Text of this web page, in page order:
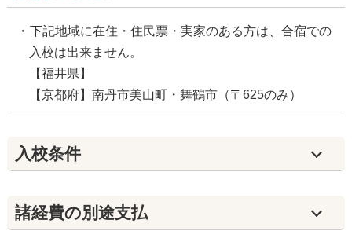
下記地域に在住・住民票・実家のある方は、合宿での
入校は出来ません。
【福井県】
【京都府】南丹市美山町・舞鶴市（〒625のみ）
入校条件
諸経費の別途支払